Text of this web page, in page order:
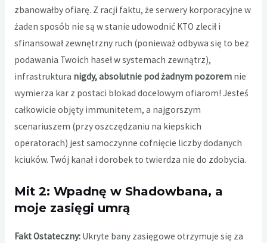
zbanowałby ofiarę. Z racji faktu, że serwery korporacyjne w
żaden sposób nie są w stanie udowodnić KTO zlecił i
sfinansował zewnętrzny ruch (ponieważ odbywa się to bez
podawania Twoich haseł w systemach zewnątrz),
infrastruktura nigdy, absolutnie pod żadnym pozoremnie
wymierza kar z postaci blokad docelowym ofiarom! Jesteś
całkowicie objęty immunitetem, a najgorszym
scenariuszem (przy oszczędzaniu na kiepskich
operatorach) jest samoczynne cofnięcie liczby dodanych
kciuków. Twój kanał i dorobek to twierdza nie do zdobycia.
Mit 2: Wpadnę w Shadowbana, a
moje zasięgi umrą
Fakt Ostateczny:Ukryte bany zasięgowe otrzymuje się za